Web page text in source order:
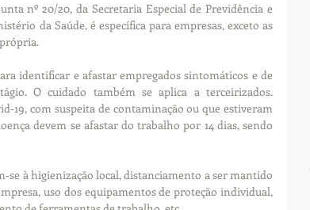
nº 20/20, da Secretaria Especial de Previdência e
da Saúde, é específica para empresas, exceto as
identificar e afastar empregados sintomáticos e de
O cuidado também se aplica a terceirizados.
com suspeita de contaminação ou que estiveram
devem se afastar do trabalho por 14 dias, sendo
à higienização local, distanciamento a ser mantido
uso dos equipamentos de proteção individual,